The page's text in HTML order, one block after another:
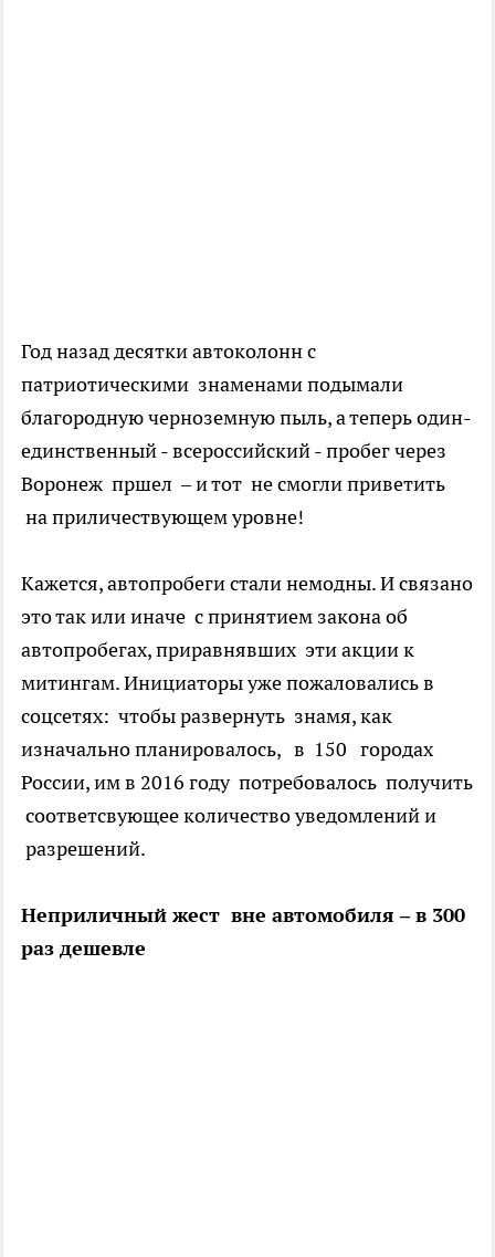
Год назад десятки автоколонн с
патриотическими знаменами подымали
благородную черноземную пыль, а теперь один-
единственный - всероссийский - пробег через
Воронеж пршел – и тот не смогли приветить
на приличествующем уровне!
Кажется, автопробеги стали немодны. И связано
это так или иначе с принятием закона об
автопробегах, приравнявших эти акции к
митингам. Инициаторы уже пожаловались в
соцсетях: чтобы развернуть знамя, как
изначально планировалось, в 150 городах
России, им в 2016 году потребовалось получить
соответсвующее количество уведомлений и
разрешений.
Неприличный жест вне автомобиля – в 300
раз дешевле